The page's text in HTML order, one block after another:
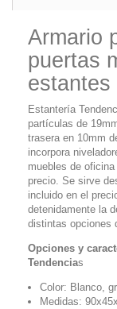
Armario
puertas
estantes
Estantería
partículas de
trasera en 10mm
incorpora
muebles de
precio. Se sirve
incluido en el
detenidamente la
distintas opciones
Opciones y
Tendencias
Color: Blanco,
Medidas: